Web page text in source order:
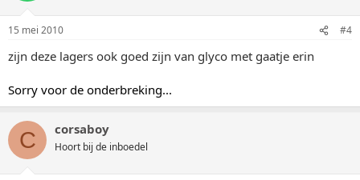
15 mei 2010 #4
zijn deze lagers ook goed zijn van glyco met gaatje erin
Sorry voor de onderbreking...
C corsaboy
Hoort bij de inboedel